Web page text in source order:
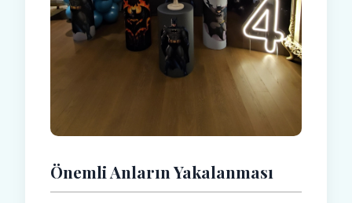
Önemli Anların Yakalanması